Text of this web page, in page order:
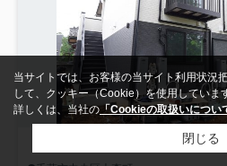
当サイトでは、お客様の当サイト利用状況
して、クッキー（Cookie）を使用していま
詳しくは、当社の 「Cookieの取扱いについ
閉じる